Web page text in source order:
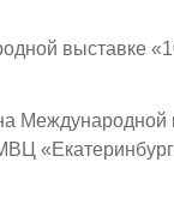
Международной
МВЦ